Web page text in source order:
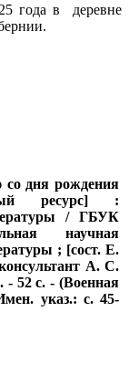
года в деревне
со дня рождения
ресурс] :
/ ГБУК
научная
; [сост. Е.
А. С.
52 с. - (Военная
указ.: с. 45-